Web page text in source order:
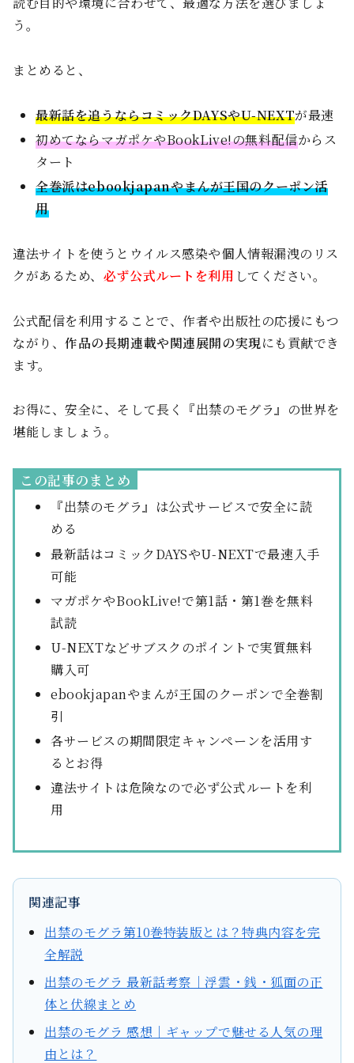
う。
まとめると、
最新話を追うならコミックDAYSやU-NEXTが最速
初めてならマガポケやBookLive!の無料配信からス
タート
全巻派はebookjapanやまんが王国のクーポン活
用
違法サイトを使うとウイルス感染や個人情報漏洩のリス
クがあるため、 必ず公式ルートを利用 してください。
公式配信を利用することで、作者や出版社の応援にもつ
ながり、作品の長期連載や関連展開の実現にも貢献でき
ます。
お得に、安全に、そして長く『出禁のモグラ』の世界を
堪能しましょう。
この記事のまとめ
『出禁のモグラ』は公式サービスで安全に読
める
最新話はコミックDAYSやU-NEXTで最速入手
可能
マガポケやBookLive!で第1話・第1巻を無料
試読
U-NEXTなどサブスクのポイントで実質無料
購入可
ebookjapanやまんが王国のクーポンで全巻割
引
各サービスの期間限定キャンペーンを活用す
るとお得
違法サイトは危険なので必ず公式ルートを利
用
関連記事
出禁のモグラ第10巻特装版とは？特典内容を完
全解説
出禁のモグラ 最新話考察｜浮雲・銭・狐面の正
体と伏線まとめ
出禁のモグラ 感想｜ギャップで魅せる人気の理
由とは？